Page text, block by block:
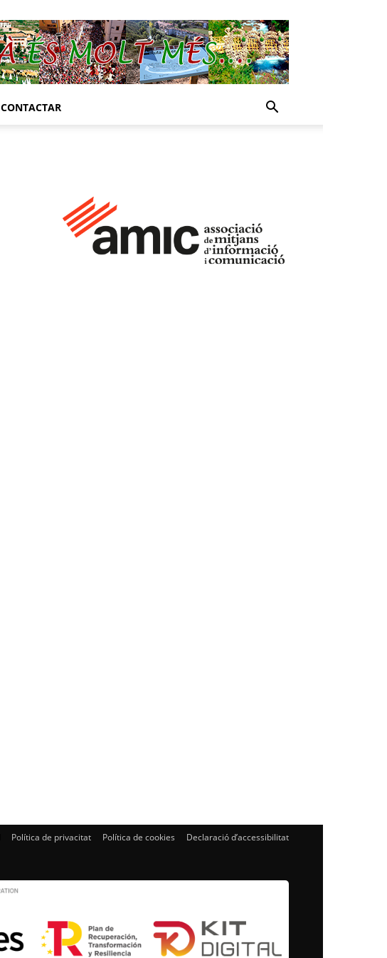
CONTACTAR
Política de privacitat Política de cookies Declaració d’accessibilitat